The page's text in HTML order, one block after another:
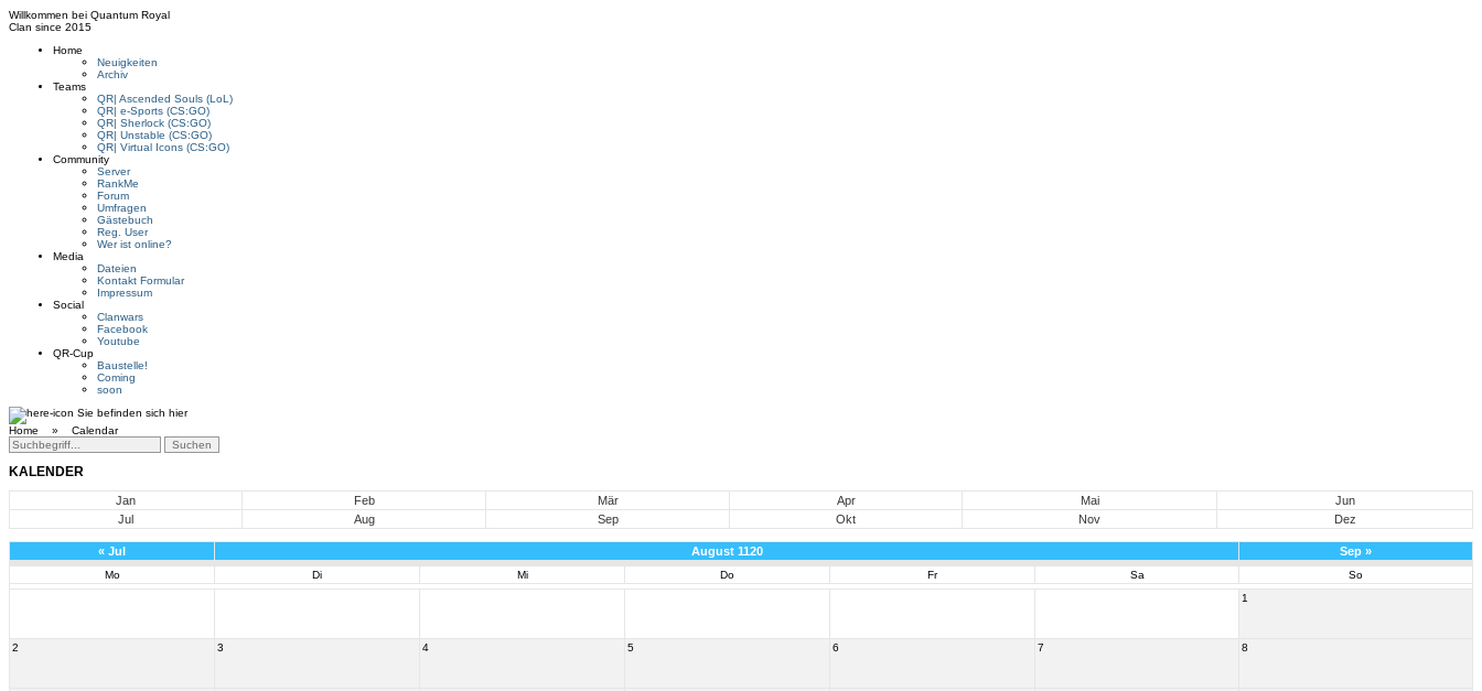
Willkommen bei Quantum Royal
Clan since 2015
Home
Neuigkeiten
Archiv
Teams
QR| Ascended Souls (LoL)
QR| e-Sports (CS:GO)
QR| Sherlock (CS:GO)
QR| Unstable (CS:GO)
QR| Virtual Icons (CS:GO)
Community
Server
RankMe
Forum
Umfragen
Gästebuch
Reg. User
Wer ist online?
Media
Dateien
Kontakt Formular
Impressum
Social
Clanwars
Facebook
Youtube
QR-Cup
Baustelle!
Coming
soon
Sie befinden sich hier
Home » Calendar
KALENDER
Jan Feb Mär Apr Mai
Jun
Jul
Aug Sep Okt Nov Dez
« Jul August 1120 Sep »
Mo Di Mi Do Fr Sa
So
1
2 3 4 5 6 7 8